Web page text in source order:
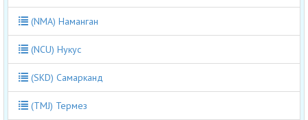
(NMA) Наманган
(NCU) Нукус
(SKD) Самарканд
(TMJ) Термез